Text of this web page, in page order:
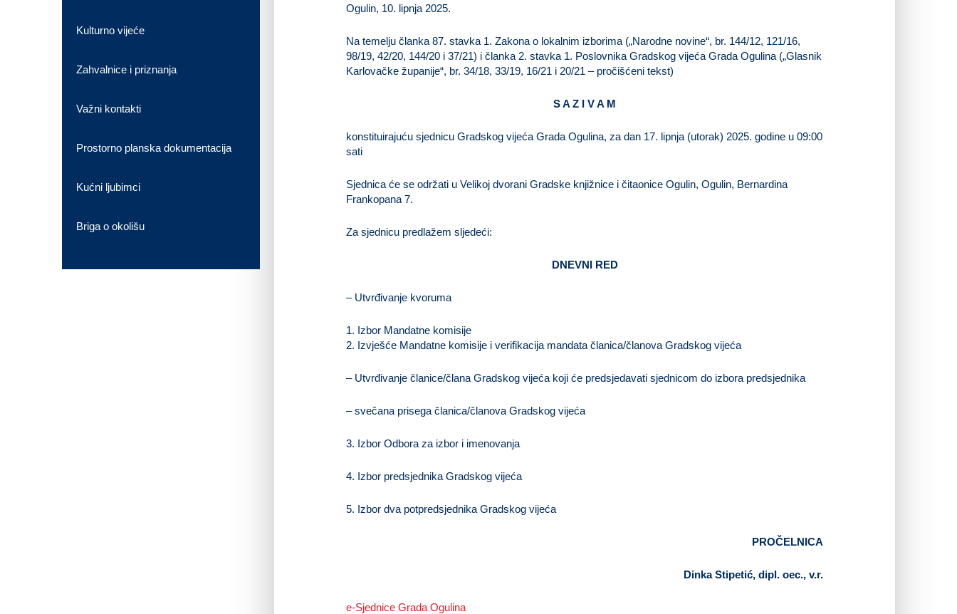
Ogulin, 10. lipnja 2025.
Na temelju članka 87. stavka 1. Zakona o lokalnim izborima („Narodne novine“, br. 144/12, 121/16,
98/19, 42/20, 144/20 i 37/21) i članka 2. stavka 1. Poslovnika Gradskog vijeća Grada Ogulina („Glasnik
Karlovačke županije“, br. 34/18, 33/19, 16/21 i 20/21 – pročišćeni tekst)
S A Z I V A M
konstituirajuću sjednicu Gradskog vijeća Grada Ogulina, za dan 17. lipnja (utorak) 2025. godine u 09:00
sati
Sjednica će se održati u Velikoj dvorani Gradske knjižnice i čitaonice Ogulin, Ogulin, Bernardina
Frankopana 7.
Za sjednicu predlažem sljedeći:
DNEVNI RED
– Utvrđivanje kvoruma
1. Izbor Mandatne komisije
2. Izvješće Mandatne komisije i verifikacija mandata članica/članova Gradskog vijeća
– Utvrđivanje članice/člana Gradskog vijeća koji će predsjedavati sjednicom do izbora predsjednika
– svečana prisega članica/članova Gradskog vijeća
3. Izbor Odbora za izbor i imenovanja
4. Izbor predsjednika Gradskog vijeća
5. Izbor dva potpredsjednika Gradskog vijeća
PROČELNICA
Dinka Stipetić, dipl. oec., v.r.
e-Sjednice Grada Ogulina
Kulturno vijeće
Zahvalnice i priznanja
Važni kontakti
Prostorno planska dokumentacija
Kućni ljubimci
Briga o okolišu